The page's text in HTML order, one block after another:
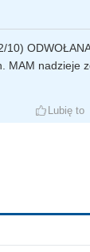
10)
MAM nadzieje
Lubię to